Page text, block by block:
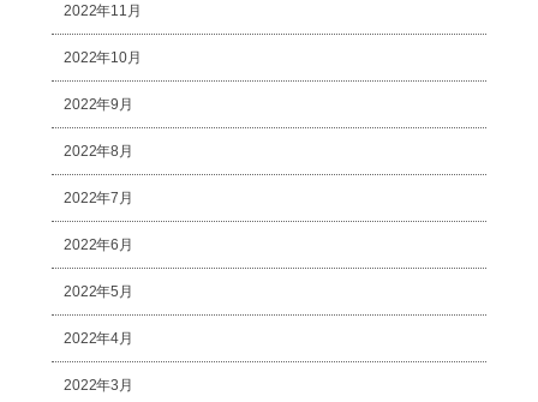
2022年11月
2022年10月
2022年9月
2022年8月
2022年7月
2022年6月
2022年5月
2022年4月
2022年3月